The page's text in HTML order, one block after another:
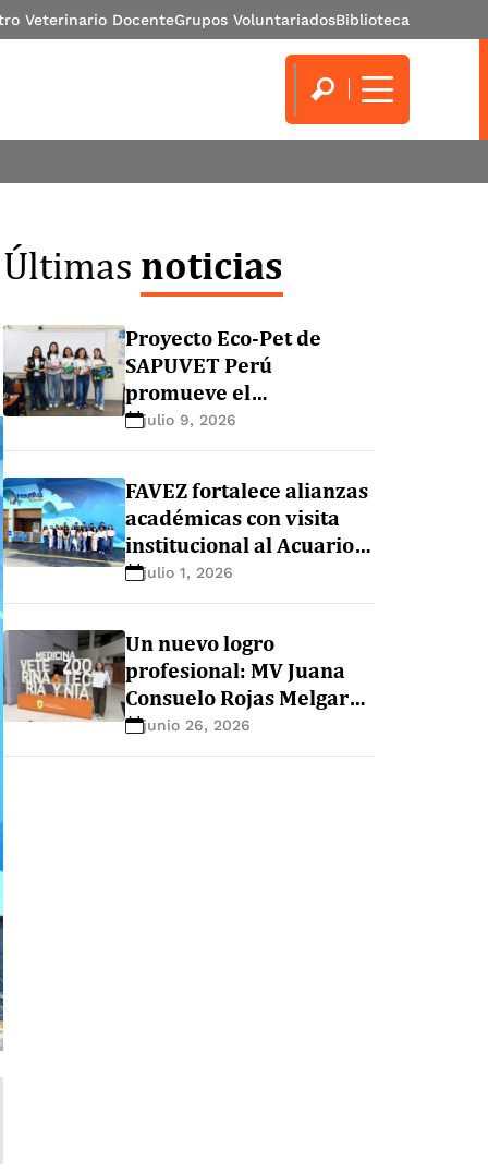
Veterinario DocenteGrupos VoluntariadosBiblioteca
Últimas noticias
Proyecto Eco-Pet de
SAPUVET Perú
promueve el
conocimiento de
zoonosis y la tenencia
mascotas en escolares
de San Martín de Porres
julio 9, 2026
FAVEZ fortalece alianzas
académicas con visita
institucional al Acuario
Nautilus
julio 1, 2026
Un nuevo logro
profesional: MV Juana
Consuelo Rojas Melgar
obtiene el título de
Especialista en Medicina
junio 26, 2026